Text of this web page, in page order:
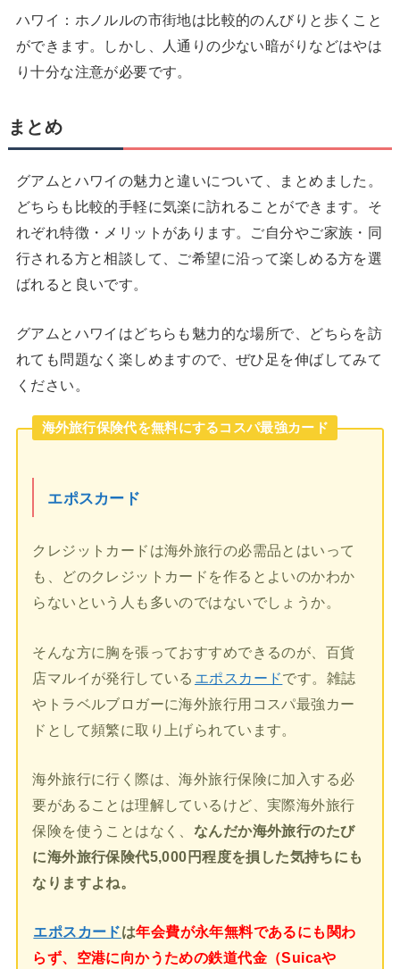
ハワイ：ホノルルの市街地は比較的のんびりと歩くこと
ができます。しかし、人通りの少ない暗がりなどはやは
り十分な注意が必要です。
まとめ
グアムとハワイの魅力と違いについて、まとめました。
どちらも比較的手軽に気楽に訪れることができます。そ
れぞれ特徴・メリットがあります。ご自分やご家族・同
行される方と相談して、ご希望に沿って楽しめる方を選
ばれると良いです。
グアムとハワイはどちらも魅力的な場所で、どちらを訪
れても問題なく楽しめますので、ぜひ足を伸ばしてみて
ください。
海外旅行保険代を無料にするコスパ最強カード
エポスカード
クレジットカードは海外旅行の必需品とはいって
も、どのクレジットカードを作るとよいのかわか
らないという人も多いのではないでしょうか。
そんな方に胸を張っておすすめできるのが、百貨
店マルイが発行している エポスカードです。雑誌
やトラベルブロガーに海外旅行用コスパ最強カー
ドとして頻繁に取り上げられています。
海外旅行に行く際は、海外旅行保険に加入する必
要があることは理解しているけど、実際海外旅行
保険を使うことはなく、 なんだか海外旅行のたび
に海外旅行保険代5,000円程度を損した気持ちにも
なりますよね。
エポスカードは年会費が永年無料であるにも関わ
らず、空港に向かうための鉄道代金（Suicaや